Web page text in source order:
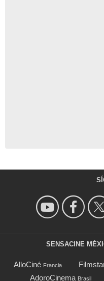
SENSACINE
AlloCiné Francia
AdoroCinema Brasil